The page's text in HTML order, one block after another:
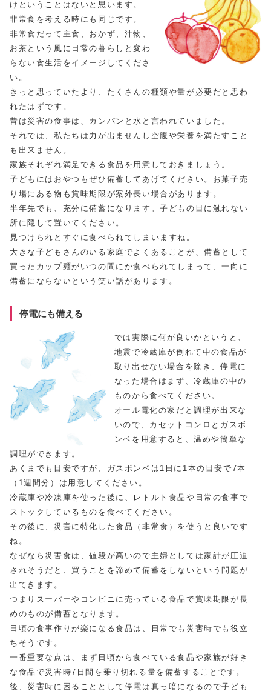
けということはないと思います。
非常食を考える時にも同じです。
非常食だって主食、おかず、汁物、
お茶という風に日常の暮らしと変わ
らない食生活をイメージしてくださ
い。
きっと思っていたより、たくさんの種類や量が必要だと思わ
れたはずです。
昔は災害の食事は、カンパンと水と言われていました。
それでは、私たちは力が出ませんし空腹や栄養を満たすこと
も出来ません。
家族それぞれ満足できる食品を用意しておきましょう。
子どもにはおやつもぜひ備蓄してあげてください。お菓子売
り場にある物も賞味期限が案外長い場合があります。
半年先でも、充分に備蓄になります。子どもの目に触れない
所に隠して置いてください。
見つけられとすぐに食べられてしまいますね。
大きな子どもさんのいる家庭でよくあることが、備蓄として
買ったカップ麺がいつの間にか食べられてしまって、一向に
備蓄にならないという笑い話があります。
停電にも備える
では実際に何が良いかというと、
地震で冷蔵庫が倒れて中の食品が
取り出せない場合を除き、停電に
なった場合はまず、冷蔵庫の中の
ものから食べてください。
オール電化の家だと調理が出来な
いので、カセットコンロとガスボ
ンベを用意すると、温めや簡単な
調理ができます。
あくまでも目安ですが、ガスボンベは1日に1本の目安で7本
（1週間分）は用意してください。
冷蔵庫や冷凍庫を使った後に、レトルト食品や日常の食事で
ストックしているものを食べてください。
その後に、災害に特化した食品（非常食）を使うと良いです
ね。
なぜなら災害食は、値段が高いので主婦としては家計が圧迫
されそうだと、買うことを諦めて備蓄をしないという問題が
出てきます。
つまりスーパーやコンビニに売っている食品で賞味期限が長
めのものが備蓄となります。
日頃の食事作りが楽になる食品は、日常でも災害時でも役立
ちそうです。
一番重要な点は、まず日頃から食べている食品や家族が好き
な食品で災害時7日間を乗り切れる量を備蓄することです。
後、災害時に困ることとして停電は真っ暗になるので子ども